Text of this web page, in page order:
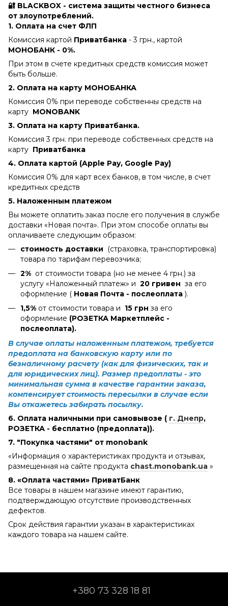
🔐 BLACKBOX - система защиты честного бизнеса
от злоупотреблений.
1. Оплата на счет ФЛП
Комиссия картой Приватбанка - 3 грн., картой
МОНОБАНК - 0%.
При этом в счете кредитных средств комиссия может
быть больше.
2. Оплата на карту МОНОБАНКА
Комиссия 0% при переводе собственны средств на
карту MONOBANK
3. Оплата на карту Приватбанка.
Комиссия 3 грн. при переводе собственных средств на
карту Приватбанка
4. Оплата картой (Apple Pay, Google Pay)
Комиссия 0% для карт всех банков, в том числе, в счет
кредитных средств
5. Наложенным платежом
Вы можете оплатить заказ после его получения в службе
доставки «Новая почта». При этом способе оплаты вы
оплачиваете следующим образом:
стоимость доставки (страховка, транспортировка)
товара по тарифам перевозчика;
2% от стоимости товара (но не менее 4 грн.) за
услугу «Наложенный платеж» и 20 гривен за его
оформление ( Новая Почта - послеоплата ).
1,5% от стоимости товара и 15 грн за его
оформление (РОЗЕТКА Маркетплейс -
послеоплата).
В случае оплаты наложенным платежом, требуется
предоплата на банковскую карту или по
безналичному расчету (как для физических, так и
для юридических лиц). Размер предоплаты - это
минимальная сумма в качестве гарантии заказа,
компенсирует стоимость пересылки в случае если
Вы откажетесь забирать посылку.
6. Оплата наличными при самовывозе ( г. Днепр,
РОЗЕТКА - бесплатно (предоплата)).
7. "Покупка частями" от monobank
«Информация о характеристиках продукта и отзывах,
размещенная на сайте продукта chast.monobank.ua »
8. «Оплата частями» ПриватБанк
Все товары в нашем магазине имеют гарантию,
подтверждающую отсутствие производственных
дефектов.
Срок действия гарантии указан в характеристиках
каждого товара на нашем сайте.
+380 73 328 18 81